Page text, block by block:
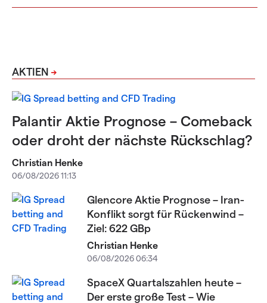
AKTIEN
Palantir Aktie Prognose – Comeback
oder droht der nächste Rückschlag?
Christian Henke
06/08/2026 11:13
Glencore Aktie Prognose – Iran-
Konflikt sorgt für Rückenwind –
Ziel: 622 GBp
Christian Henke
06/08/2026 06:34
SpaceX Quartalszahlen heute –
Der erste große Test – Wie